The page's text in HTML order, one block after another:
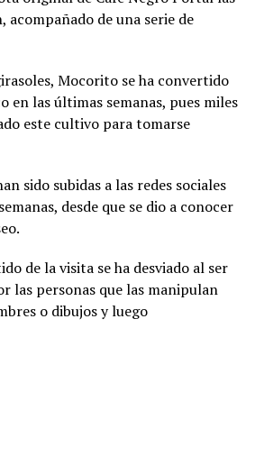
acompañado de una serie de
Mocorito se ha convertido
las últimas semanas, pues miles
este cultivo para tomarse
sido subidas a las redes sociales
desde que se dio a conocer
de la visita se ha desviado al ser
las personas que las manipulan
o dibujos y luego